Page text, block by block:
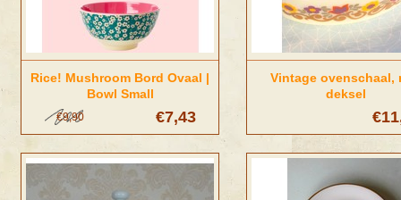
Rice! Mushroom Bord Ovaal |
Bowl Small
€7,43
€9,90
Vintage ovenschaal,
deksel